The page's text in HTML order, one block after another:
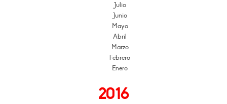
Julio
Junio
Mayo
Abril
Marzo
Febrero
Enero
2016